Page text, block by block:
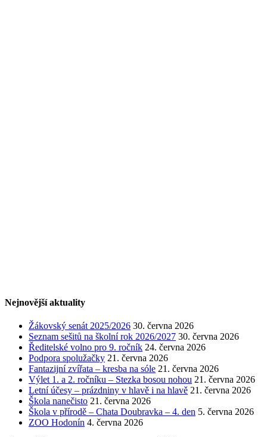
Nejnovější aktuality
Žákovský senát 2025/2026 30. června 2026
Seznam sešitů na školní rok 2026/2027 30. června 2026
Ředitelské volno pro 9. ročník 24. června 2026
Podpora spolužačky 21. června 2026
Fantazijní zvířata – kresba na sóle 21. června 2026
Výlet 1. a 2. ročníku – Stezka bosou nohou 21. června 2026
Letní účesy – prázdniny v hlavě i na hlavě 21. června 2026
Škola nanečisto 21. června 2026
Škola v přírodě – Chata Doubravka – 4. den 5. června 2026
ZOO Hodonín 4. června 2026